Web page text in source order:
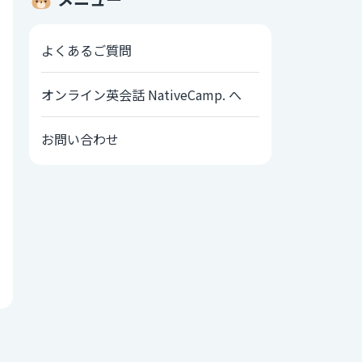
よくあるご質問
オンライン英会話 NativeCamp. へ
お問い合わせ